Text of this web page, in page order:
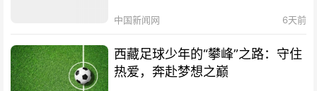
中国新闻网 6天前
西藏足球少年的“攀峰”之路：守住
热爱，奔赴梦想之巅